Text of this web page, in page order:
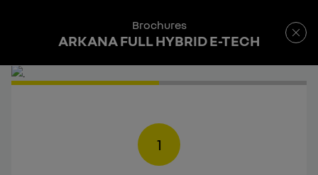
Brochures
ARKANA FULL HYBRID E-TECH
1